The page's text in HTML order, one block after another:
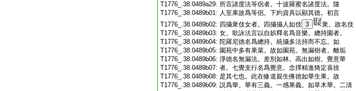
T1776_.38.0489a29: 所言諸度法等侶者。十波羅蜜名諸度法。隨
T1776_.38.0489b01: 人至果故爲等侶。下約資具以顯其徳。初言
T1776_.38.0489b02: 四攝衆伎女者。四攝攝人如伎 3
衆。故名伎
T1776_.38.0489b03: 女。歌詠法言以自娯釋名爲音樂。總持園者。
T1776_.38.0489b04: 陀羅尼徳名爲總持。統攝多法持而不忘。如
T1776_.38.0489b05: 園苑中多有果菜。故如園苑。無漏樹者。離垢
T1776_.38.0489b06: 淨徳名無漏法。差別如林。高出如樹。覺意華
T1776_.38.0489b07: 者。七覺支行名爲覺意。念擇精進猗定喜捨
T1776_.38.0489b08: 是其七也。此在修道親生佛徳如華生果。故
T1776_.38.0489b09: 説爲華。華有三義。一感果義。如草木華。二清